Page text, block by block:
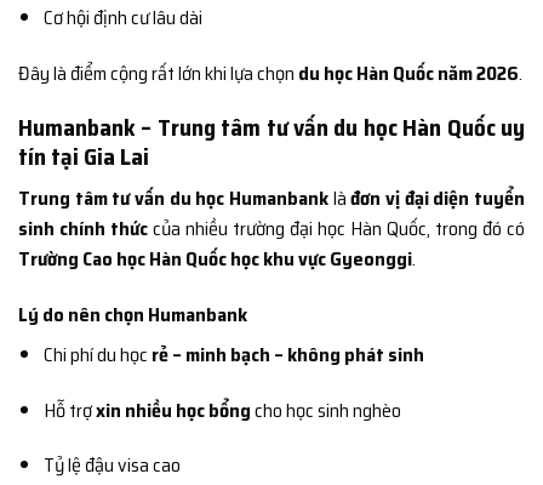
Cơ hội định cư lâu dài
Đây là điểm cộng rất lớn khi lựa chọn du học Hàn Quốc năm 2026.
Humanbank – Trung tâm tư vấn du học Hàn Quốc uy
tín tại Gia Lai
Trung tâm tư vấn du học Humanbanklàđơn vị đại diện tuyển
sinh chính thứccủa nhiều trường đại học Hàn Quốc, trong đó có
Trường Cao học Hàn Quốc học khu vực Gyeonggi.
Lý do nên chọn Humanbank
Chi phí du học rẻ – minh bạch – không phát sinh
Hỗ trợxin nhiều học bổngcho học sinh nghèo
Tỷ lệ đậu visa cao